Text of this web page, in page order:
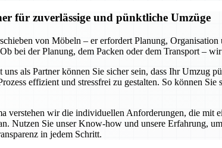
für zuverlässige und pünktliche Umzüge
von Möbeln – er erfordert Planung,
bei der Planung, dem Packen oder dem Transport –
als Partner können Sie sicher sein, dass Ihr Umzug
effizient und stressfrei zu gestalten. So können
verstehen wir die individuellen Anforderungen, die
Nutzen Sie unser Know-how und unsere Erfahrung,
in jedem Schritt.